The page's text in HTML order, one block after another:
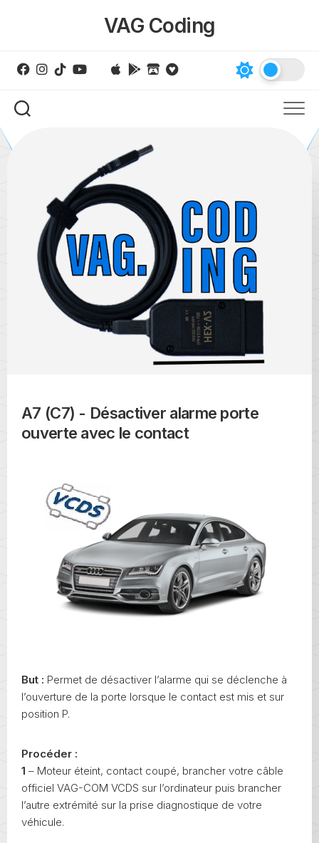
VAG Coding
A7 (C7) - Désactiver alarme porte
ouverte avec le contact
But : Permet de désactiver l’alarme qui se déclenche à
l’ouverture de la porte lorsque le contact est mis et sur
position P.
Procéder :
1 – Moteur éteint, contact coupé, brancher votre câble
officiel VAG-COM VCDS sur l’ordinateur puis brancher
l’autre extrémité sur la prise diagnostique de votre
véhicule.